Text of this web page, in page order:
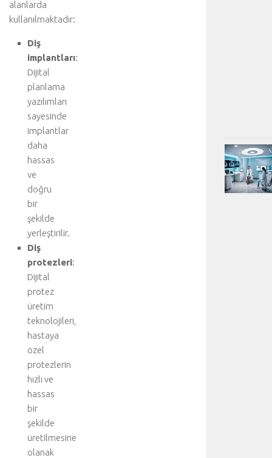
alanlarda
kullanılmaktadır:
Diş
implantları:
Dijital
planlama
yazılımları
sayesinde
implantlar
daha
hassas
ve
doğru
bir
şekilde
yerleştirilir.
Diş
protezleri:
Dijital
protez
üretim
teknolojileri,
hastaya
özel
protezlerin
hızlı ve
hassas
bir
şekilde
üretilmesine
olanak